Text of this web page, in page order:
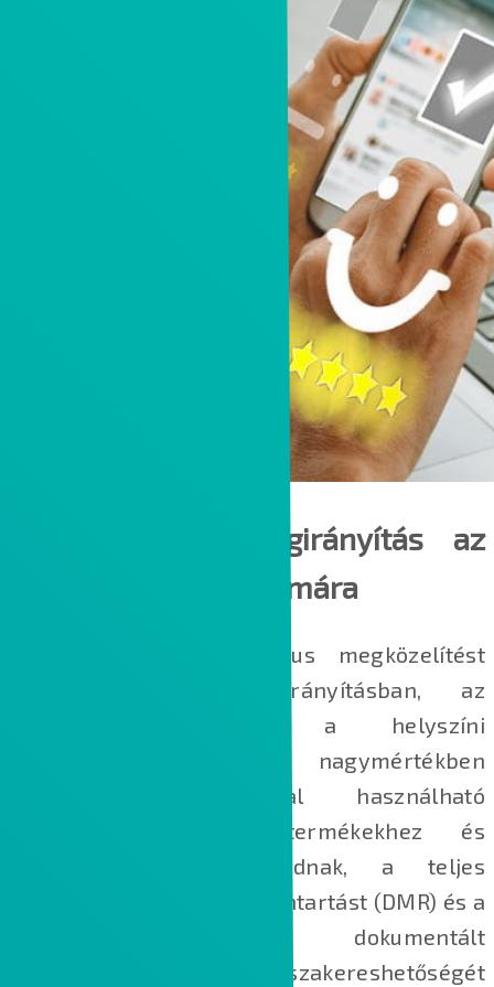
Teljeskörű minőségirányítás az
egész szervezet számára
A PTC átfogó, holisztikus megközelítést
alkalmaz a minőségirányításban, az
ötleteléstől egészen a helyszíni
szervíztevékenységig. A nagymértékben
konfigurálható, azonnal használható
munkafolyamatok a termékekhez és
alkatrészekhez kapcsolódnak, a teljes
tervezési törzsadat‑nyilvántartást (DMR) és a
tervezési folyamat dokumentált
előzményeinek visszakereshetőségét